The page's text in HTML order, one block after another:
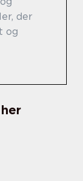
der
og